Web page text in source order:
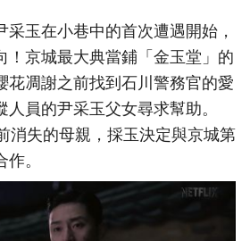
采玉在小巷中的首次遭遇開始，
！京城最大典當鋪「金玉堂」的
花凋謝之前找到石川警務官的愛
員的尹采玉父女尋求幫助。
消失的母親，採玉決定與京城第
。